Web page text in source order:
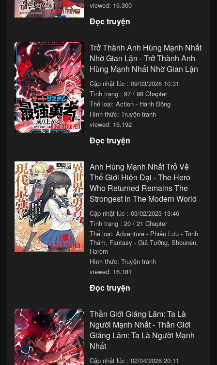
viewed: 16.300
Đọc truyện
Trở Thành Anh Hùng Mạnh Nhất
Nhờ Gian Lận - Trở Thành Anh
Hùng Mạnh Nhất Nhờ Gian Lận
Cập nhật lúc : 09/03/2026 10:31
Tình trạng : 97 / 98 Chapter
Thể loại: Action - Hành Động
Hình thức: Truyện tranh
viewed: 16.192
Đọc truyện
Anh Hùng Mạnh Nhất Trở Về
Thế Giới Hiện Đại - The Hero
Who Returned Remains The
Strongest In The Modern World
Cập nhật lúc : 03/02/2023 13:46
Tình trạng : 20 / 21 Chapter
Thể loại: Adventure - Phiêu Lưu - Trinh
Thám, Fantasy - Giả Tưởng, Shounen,
Harem
Hình thức: Truyện tranh
viewed: 16.181
Đọc truyện
Thần Giới Giáng Lâm: Ta Là
Người Mạnh Nhất - Thần Giới
Giáng Lâm: Ta Là Người Mạnh
Nhất
Cập nhật lúc : 02/04/2026 20:11